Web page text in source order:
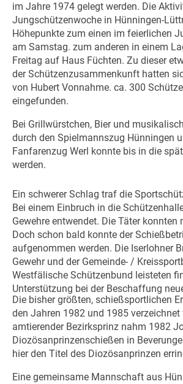
im Jahre 1974 gelegt werden. Die
Jungschützenwoche in Hünningen-
Höhepunkte zum einen im feierlichen
am Samstag. zum anderen in einem
Freitag auf Haus Füchten. Zu dieser
der Schützenzusammenkunft hatten
von Hubert Vonnahme. ca. 300
eingefunden.
Bei Grillwürstchen, Bier und
durch den Spielmannszug Hünningen
Fanfarenzug Werl konnte bis in die
werden.
Ein schwerer Schlag traf die
Bei einem Einbruch in die
Gewehre entwendet. Die Täter konnten
Doch schon bald konnte der
aufgenommen werden. Die Iserlohner
Gewehr und der Gemeinde- /
Westfälische Schützenbund leisteten
Unterstützung bei der Beschaffung
Die bisher größten, schießsportlichen
den Jahren 1982 und 1985 verzeichnet
amtierender Bezirksprinz nahm 1982
Diozösanprinzenschießen in
hier den Titel des Diozösanprinzen
Eine gemeinsame Mannschaft aus